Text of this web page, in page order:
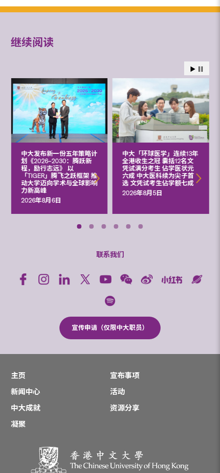
继续阅读
中大发布新一份五年策略计
划《2026‒2030：腾跃新
程，励行志远》 以
「TIGER」腾飞之跃框架 推
动大学迈向学术与全球影响
力新高峰
2026年8月6日
中大「环球医学」连续13年
全港收生之冠 囊括12名文
凭试满分考生 佔学医状元
六成 中大医科续为尖子首
选 文凭试考生佔学额七成
2026年8月5日
联系我们
宣传申请（仅限中大职员）
主页
宣布事项
新闻中心
活动
中大成就
资源分享
凝聚